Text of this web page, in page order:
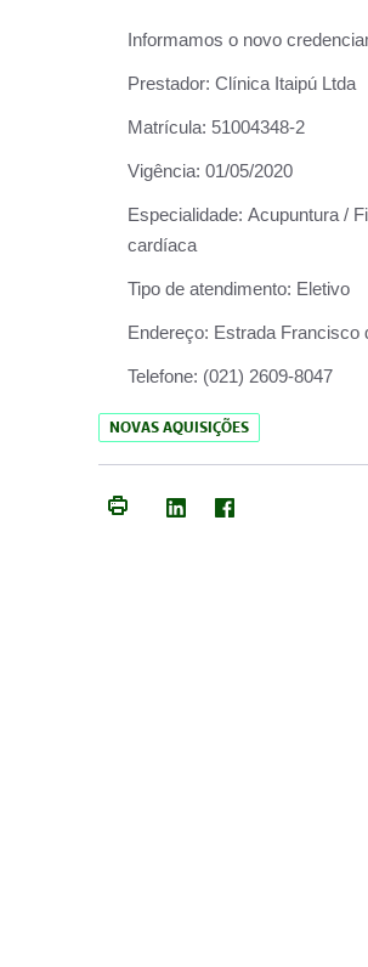
Informamos o novo
Prestador: Clínica Itaipú Ltda
Matrícula: 51004348-2
Vigência: 01/05/2020
Especialidade: Acupuntura /
cardíaca
Tipo de atendimento: Eletivo
Endereço: Estrada Francisco
Telefone: (021) 2609-8047
NOVAS AQUISIÇÕES